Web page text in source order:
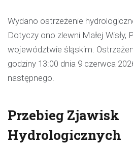
Wydano ostrzeżenie
Dotyczy ono zlewni Małej Wisły,
województwie śląskim.
godziny 13:00 dnia 9 czerwca
następnego.
Przebieg Zjawisk
Hydrologicznych